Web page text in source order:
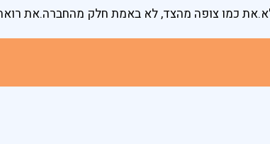
כמו צופה מהצד, לא באמת חלק מהחברה.את